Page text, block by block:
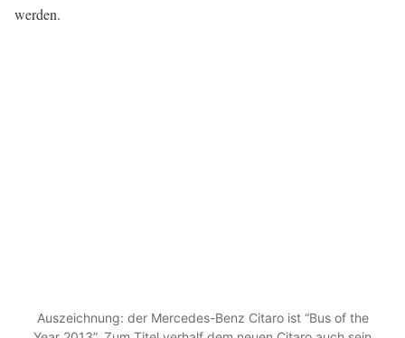
werden.
Auszeichnung: der Mercedes-Benz Citaro ist “Bus of the